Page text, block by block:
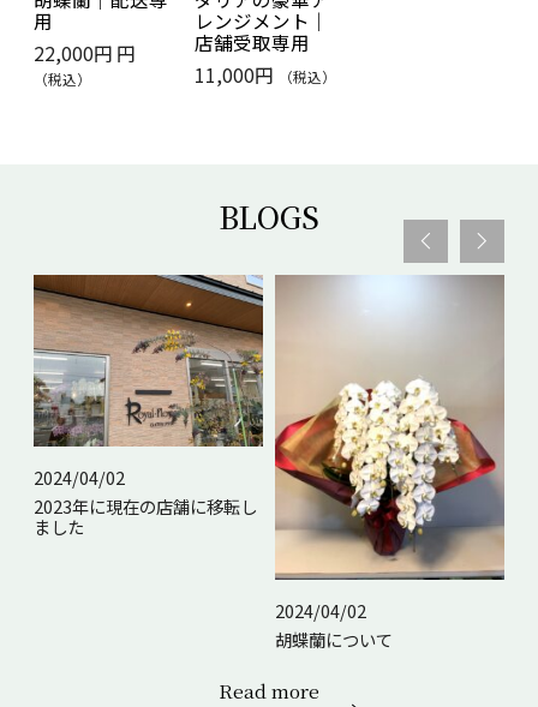
用
22,000円 円
（税込）
レンジメント｜
店舗受取専用
11,000円
（税込）
ブドフラワー|店
舗受取専用
4,400円 ～ 4,510
円
ケ｜店舗受取専
用
4,400円 ～ 4,510
ューネラル｜店
舗受取専用
11,000円 ～
11,110円
レンジプレミア
ム｜店舗受取専
用
BLOGS
2024/04/02
2023年に現在の店舗に移転し
ました
2024/04/02
胡蝶蘭について
Read more